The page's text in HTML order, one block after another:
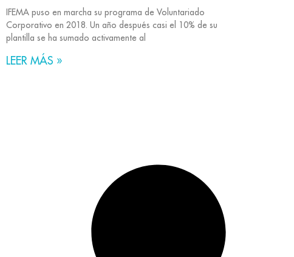
IFEMA puso en marcha su programa de Voluntariado
Corporativo en 2018. Un año después casi el 10% de su
plantilla se ha sumado activamente al
LEER MÁS »